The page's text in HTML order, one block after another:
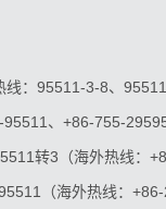
线：95511-3-8、
、+86-755-
转3（海外热线：
（海外热线：+86-